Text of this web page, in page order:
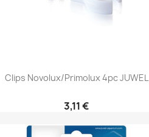
Aperçu rapide
Clips Novolux/Primolux 4pc JUWEL
3,11 €